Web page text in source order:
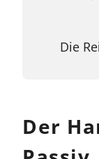
Die
Der